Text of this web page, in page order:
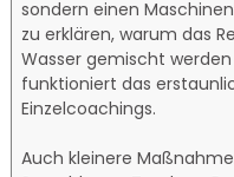
sondern einen
zu erklären, warum das
Wasser gemischt
funktioniert das
Einzelcoachings.
Auch kleinere